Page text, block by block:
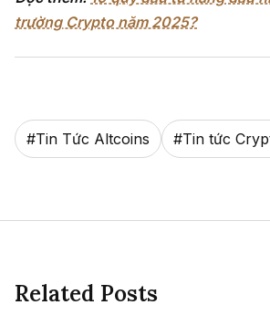
trường Crypto năm 2025?
#Tin Tức Altcoins #Tin tức
Related Posts